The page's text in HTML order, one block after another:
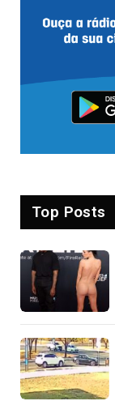
Top Posts